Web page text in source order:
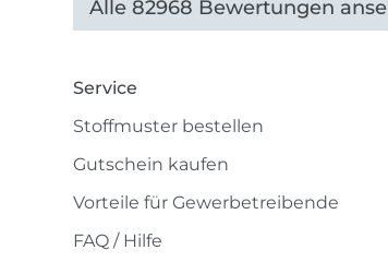
Alle 82968 Bewertungen
Service
Stoffmuster bestellen
Gutschein kaufen
Vorteile für Gewerbetreibende
FAQ / Hilfe